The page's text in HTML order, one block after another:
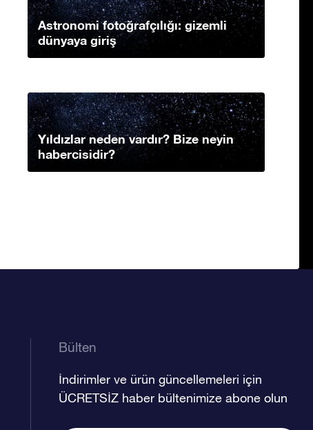
Astronomi fotoğrafçılığı: gizemli
dünyaya giriş
Yıldızlar neden vardır? Bize neyin
habercisidir?
Bülten
İndirimler ve ürün güncellemeleri için
ÜCRETSİZ haber bültenimize abone olun